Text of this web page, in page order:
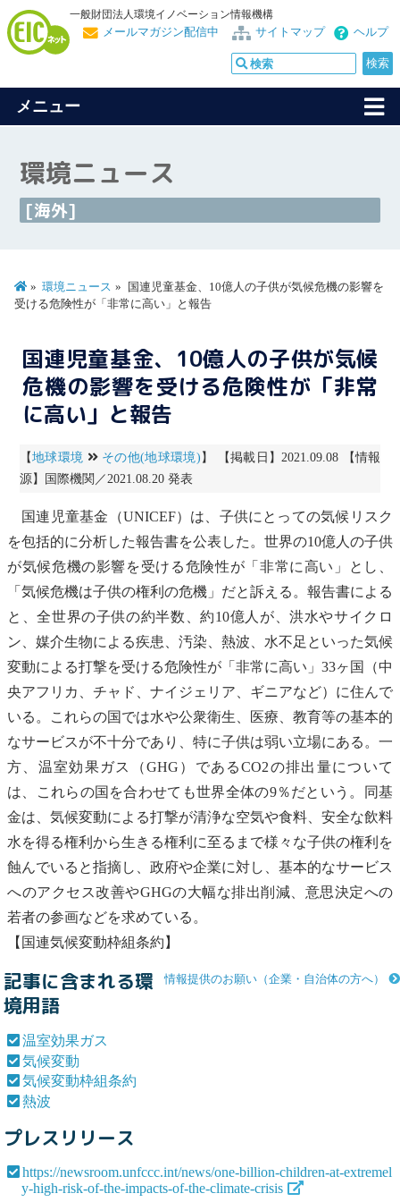
一般財団法人環境イノベーション情報機構
ヘルプ
サイトマップ
メールマガジン配信中
メニュー
環境ニュース
[海外]
環境ニュース
国連児童基金、10億人の子供が気候危機の影響を
受ける危険性が「非常に高い」と報告
国連児童基金、10億人の子供が気候
危機の影響を受ける危険性が「非常
に高い」と報告
【地球環境 その他(地球環境) 】 【掲載日】2021.09.08 【情報
源】国際機関／2021.08.20 発表
国連児童基金（UNICEF）は、子供にとっての気候リスク
を包括的に分析した報告書を公表した。世界の10億人の子供
が気候危機の影響を受ける危険性が「非常に高い」とし、
「気候危機は子供の権利の危機」だと訴える。報告書による
と、全世界の子供の約半数、約10億人が、洪水やサイクロ
ン、媒介生物による疾患、汚染、 熱波 、水不足といった気候
変動による打撃を受ける危険性が「非常に高い」33ヶ国（中
央アフリカ、チャド、ナイジェリア、ギニアなど）に住んで
いる。これらの国では水や公衆衛生、医療、教育等の基本的
なサービスが不十分であり、特に子供は弱い立場にある。一
方、 温室効果ガス
（GHG）であるCO2の排出量について
は、これらの国を合わせても世界全体の9％だという。同基
金は、 気候変動による打撃が清浄な空気や食料、安全な飲料
水を得る権利から生きる権利に至るまで様々な子供の権利を
蝕んでいると指摘し、政府や企業に対し、基本的なサービス
へのアクセス改善やGHGの大幅な排出削減、意思決定への
若者の参画などを求めている。
【国連気候変動枠組条約】
情報提供のお願い（企業・自治体の方へ）
記事に含まれる環
境用語
温室効果ガス
気候変動
気候変動枠組条約
熱波
プレスリリース
https://newsroom.unfccc.int/news/one-billion-children-at-extremel
y-high-risk-of-the-impacts-of-the-climate-crisis